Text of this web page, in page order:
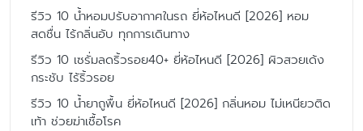
รีวิว 10 น้ำหอมปรับอากาศในรถ ยี่ห้อไหนดี [2026] หอม
สดชื่น ไร้กลิ่นอับ ทุกการเดินทาง
รีวิว 10 เซรั่มลดริ้วรอย40+ ยี่ห้อไหนดี [2026] ผิวสวยเด้ง
กระชับ ไร้ริ้วรอย
รีวิว 10 น้ำยาถูพื้น ยี่ห้อไหนดี [2026] กลิ่นหอม ไม่เหนียวติด
เท้า ช่วยฆ่าเชื้อโรค